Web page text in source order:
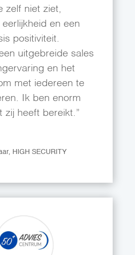
zelf niet ziet,
en een
positiviteit.
uitgebreide sales
en het
met iedereen te
Ik ben enorm
zij heeft bereikt.”
, HIGH SECURITY